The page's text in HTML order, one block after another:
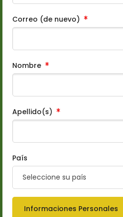
Correo (de nuevo)
Nombre
Apellido(s)
País
Informaciones Personales